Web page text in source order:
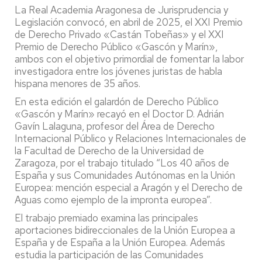
La Real Academia Aragonesa de Jurisprudencia y
Legislación convocó, en abril de 2025, el XXI Premio
de Derecho Privado «Castán Tobeñas» y el XXI
Premio de Derecho Público «Gascón y Marín»,
ambos con el objetivo primordial de fomentar la labor
investigadora entre los jóvenes juristas de habla
hispana menores de 35 años.
En esta edición el galardón de Derecho Público
«Gascón y Marín» recayó en el Doctor D. Adrián
Gavín Lalaguna, profesor del Área de Derecho
Internacional Público y Relaciones Internacionales de
la Facultad de Derecho de la Universidad de
Zaragoza, por el trabajo titulado “Los 40 años de
España y sus Comunidades Autónomas en la Unión
Europea: mención especial a Aragón y el Derecho de
Aguas como ejemplo de la impronta europea”.
El trabajo premiado examina las principales
aportaciones bidireccionales de la Unión Europea a
España y de España a la Unión Europea. Además
estudia la participación de las Comunidades